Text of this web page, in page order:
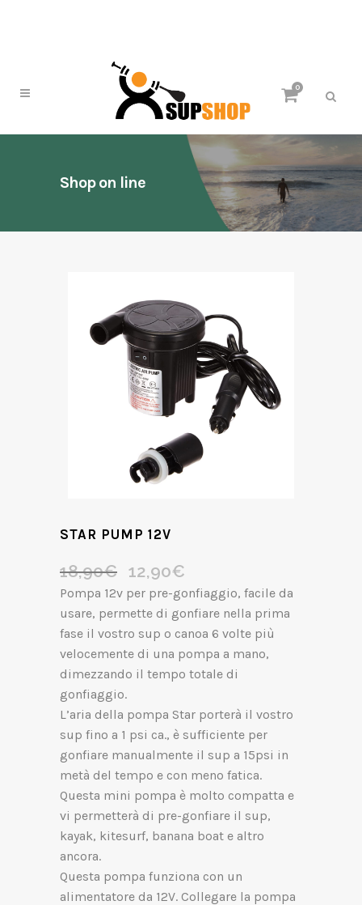
0
Shop on line
STAR PUMP 12V
18,90€
Il
prezzo
originale
era:
18,90€.
12,90€
prezzo
attuale
è:
12,90€.
Pompa 12v per pre-gonfiaggio, facile da
usare, permette di gonfiare nella prima
fase il vostro sup o canoa 6 volte più
velocemente di una pompa a mano,
dimezzando il tempo totale di
gonfiaggio.
L’aria della pompa Star porterà il vostro
sup fino a 1 psi ca., è sufficiente per
gonfiare manualmente il sup a 15psi in
metà del tempo e con meno fatica.
Questa mini pompa è molto compatta e
vi permetterà di pre-gonfiare il sup,
kayak, kitesurf, banana boat e altro
ancora.
Questa pompa funziona con un
alimentatore da 12V. Collegare la pompa